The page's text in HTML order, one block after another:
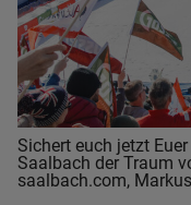
Sichert euch jetzt
Saalbach der Traum
saalbach.com,